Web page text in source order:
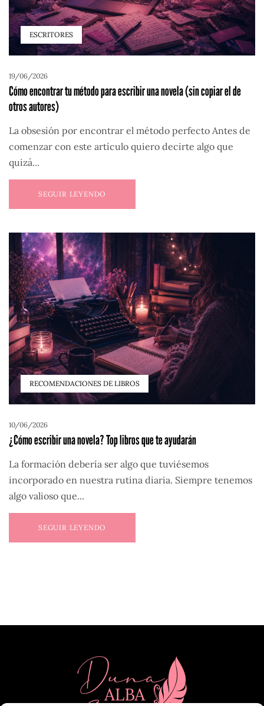
ESCRITORES
19/06/2026
Cómo encontrar tu método para escribir una novela (sin copiar el de
otros autores)
La obsesión por encontrar el método perfecto Antes de
comenzar con este artículo quiero decirte algo que
quizá...
SEGUIR LEYENDO
RECOMENDACIONES DE LIBROS
10/06/2026
¿Cómo escribir una novela? Top libros que te ayudarán
La formación debería ser algo que tuviésemos
incorporado en nuestra rutina diaria. Siempre tenemos
algo valioso que...
SEGUIR LEYENDO